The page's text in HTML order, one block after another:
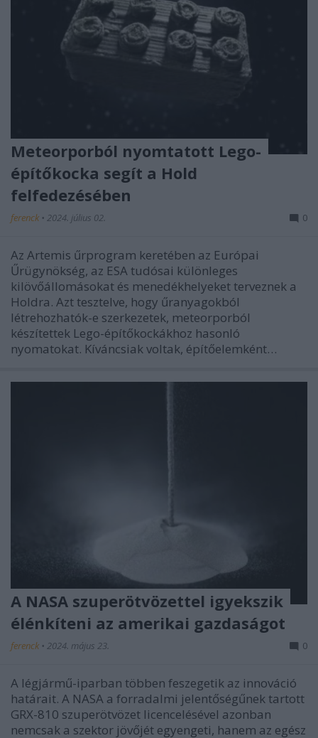
Meteorporból nyomtatott Lego-
építőkocka segít a Hold
felfedezésében
ferenck • 2024. július 02. 0
Az Artemis űrprogram keretében az Európai
Űrügynökség, az ESA tudósai különleges
kilövőállomásokat és menedékhelyeket terveznek a
Holdra. Azt tesztelve, hogy űranyagokból
létrehozhatók-e szerkezetek, meteorporból
készítettek Lego-építőkockákhoz hasonló
nyomatokat. Kíváncsiak voltak, építőelemként…
A NASA szuperötvözettel igyekszik
élénkíteni az amerikai gazdaságot
ferenck • 2024. május 23. 0
A légjármű-iparban többen feszegetik az innováció
határait. A NASA a forradalmi jelentőségűnek tartott
GRX-810 szuperötvözet licencelésével azonban
nemcsak a szektor jövőjét egyengeti, hanem az egész